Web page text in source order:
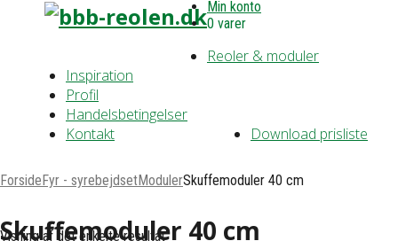
Min konto
0 varer
Reoler & moduler
Inspiration
Profil
Handelsbetingelser
Download prisliste
Kontakt
ForsideFyr - syrebejdsetModulerSkuffemoduler 40 cm
Skuffemoduler 40 cm
Visning af det enkelte resultat